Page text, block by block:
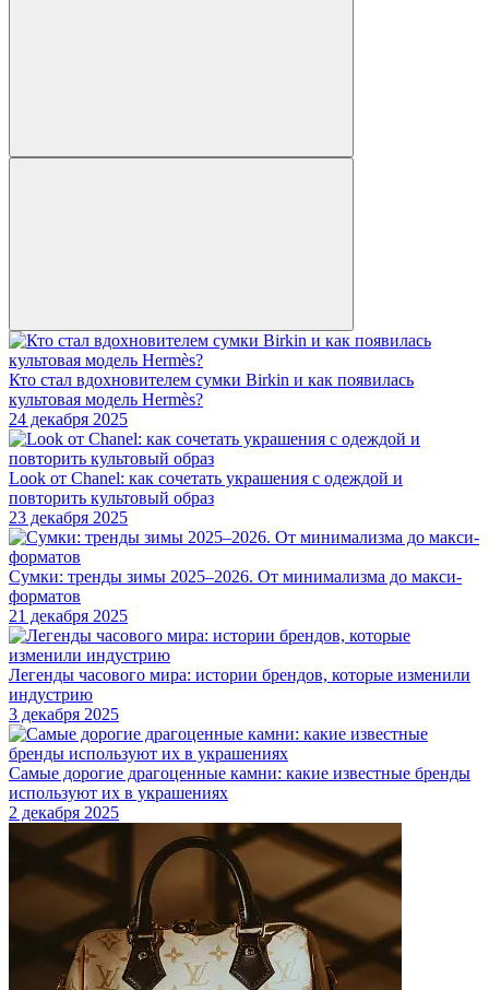
Кто стал вдохновителем сумки Birkin и как появилась
культовая модель Hermès?
24 декабря 2025
Look от Chanel: как сочетать украшения с одеждой и
повторить культовый образ
23 декабря 2025
Сумки: тренды зимы 2025–2026. От минимализма до макси-
форматов
21 декабря 2025
Легенды часового мира: истории брендов, которые изменили
индустрию
3 декабря 2025
Самые дорогие драгоценные камни: какие известные бренды
используют их в украшениях
2 декабря 2025